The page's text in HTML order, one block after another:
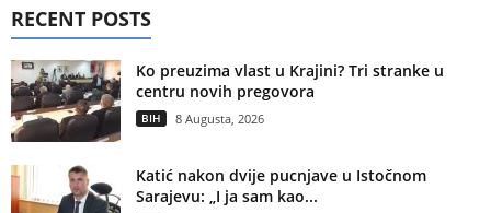
RECENT POSTS
Ko preuzima vlast u Krajini? Tri stranke u
centru novih pregovora
BIH 8 Augusta, 2026
Katić nakon dvije pucnjave u Istočnom
Sarajevu: „I ja sam kao...